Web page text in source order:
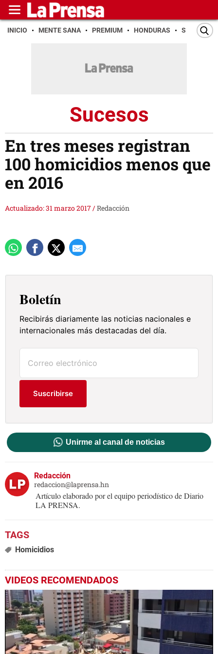
INICIO MENTE SANA PREMIUM HONDURAS SAN PEDRO
Sucesos
En tres meses registran
100 homicidios menos que
en 2016
Actualizado: 31 marzo 2017/Redacción
Boletín
Recibirás diariamente las noticias nacionales e
internacionales más destacadas del día.
Suscribirse
Unirme al canal de noticias
Redacción
redaccion@laprensa.hn
Artículo elaborado por el equipo periodístico de Diario
LA PRENSA.
Homicidios
VIDEOS RECOMENDADOS